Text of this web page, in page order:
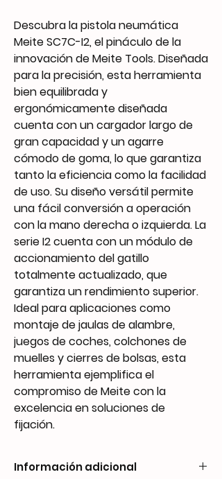
Descubra la pistola neumática
Meite SC7C-I2, el pináculo de la
innovación de Meite Tools. Diseñada
para la precisión, esta herramienta
bien equilibrada y
ergonómicamente diseñada
cuenta con un cargador largo de
gran capacidad y un agarre
cómodo de goma, lo que garantiza
tanto la eficiencia como la facilidad
de uso. Su diseño versátil permite
una fácil conversión a operación
con la mano derecha o izquierda. La
serie I2 cuenta con un módulo de
accionamiento del gatillo
totalmente actualizado, que
garantiza un rendimiento superior.
Ideal para aplicaciones como
montaje de jaulas de alambre,
juegos de coches, colchones de
muelles y cierres de bolsas, esta
herramienta ejemplifica el
compromiso de Meite con la
excelencia en soluciones de
fijación.
Información adicional